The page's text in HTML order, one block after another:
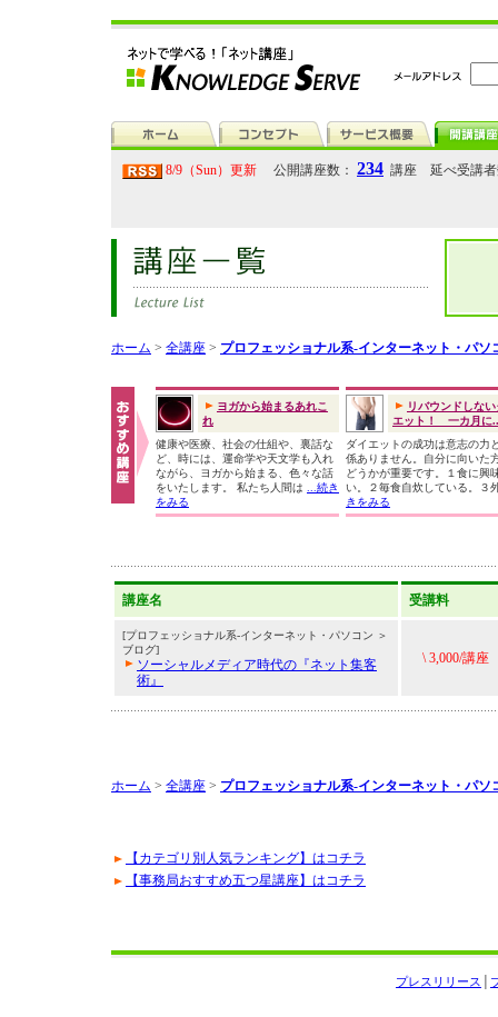
8/9（Sun）更新 公開講座数： 234 講座 延べ受講
ホーム > 全講座 > プロフェッショナル系-インターネット・パソ
ヨガから始まるあれこ
れ
健康や医療、社会の仕組や、裏話な
ど、時には、運命学や天文学も入れ
ながら、ヨガから始まる、色々な話
をいたします。 私たち人間は
...続き
をみる
リバウンドしな
エット！ 一カ月に
ダイエットの成功は意志の力
係ありません。自分に向いた
どうかが重要です。１食に興
い。２毎食自炊している。３
きをみる
講座名 受講料
[プロフェッショナル系-インターネット・パソコン ＞
ブログ]
ソーシャルメディア時代の『ネット集客
術』
\ 3,000/講座
ホーム > 全講座 > プロフェッショナル系-インターネット・パソ
【カテゴリ別人気ランキング】はコチラ
【事務局おすすめ五つ星講座】はコチラ
プレスリリース